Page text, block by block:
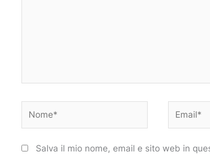
Salva il mio nome, email e sito web in